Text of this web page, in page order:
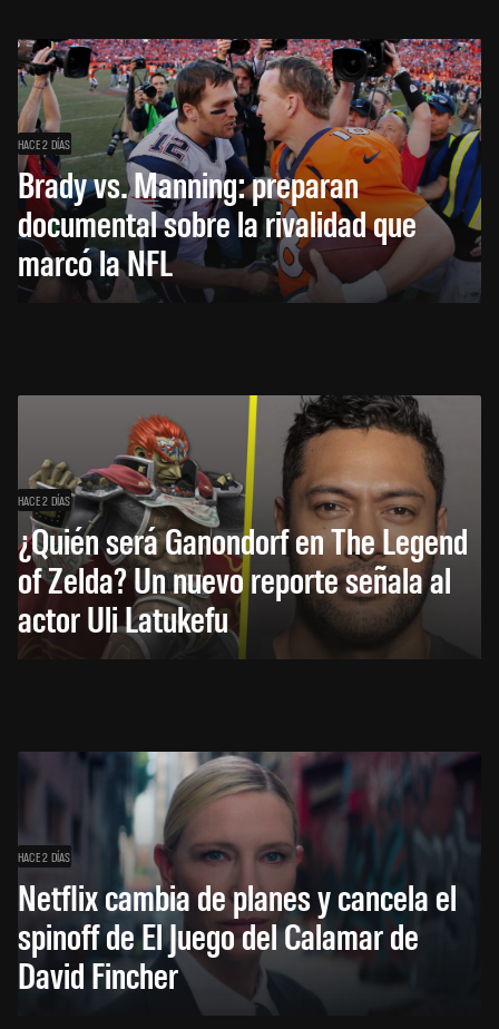
HACE 2 DÍAS
Brady vs. Manning: preparan
documental sobre la rivalidad que
marcó la NFL
HACE 2 DÍAS
¿Quién será Ganondorf en The Legend
of Zelda? Un nuevo reporte señala al
actor Uli Latukefu
HACE 2 DÍAS
Netflix cambia de planes y cancela el
spinoff de El Juego del Calamar de
David Fincher